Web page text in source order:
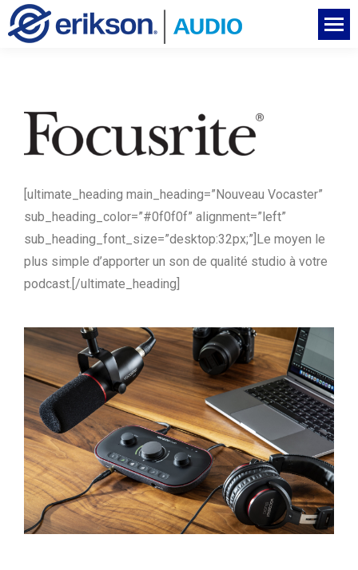
[ultimate_heading main_heading=”Nouveau Vocaster”
sub_heading_color=”#0f0f0f” alignment=”left”
sub_heading_font_size=”desktop:32px;”]Le moyen le
plus simple d’apporter un son de qualité studio à votre
podcast.[/ultimate_heading]